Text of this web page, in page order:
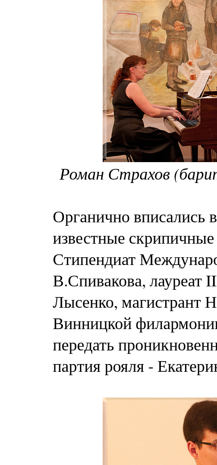
Роман Страхов
Органично вписались
известные
Стипендиат
В.Спивакова,
Лысенко, магистрант
Винницкой
передать
партия рояля -